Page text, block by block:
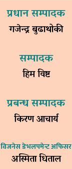
प्रधान सम्पादक
गजेन्द्र बुढाथोकी
सम्पादक
हिम विष्ट
प्रबन्ध सम्पादक
किरण आचार्य
विजनेस डेभलपमेन्ट अफिसर
अस्मिता धिताल